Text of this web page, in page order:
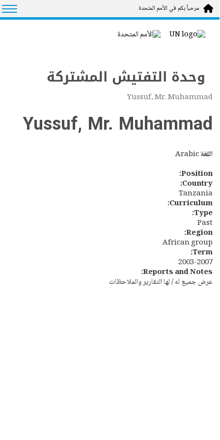
Skip to main content
مرحباً بكم في الأمم المتحدة
وحدة التفتيش المشتركة
Yussuf, Mr. Muhammad
Yussuf, Mr. Muhammad
اللغة
Position:
Country:
Tanzania
Curriculum:
Type:
Past
Region:
African group
Term:
2003-2007
Reports and Notes:
عرض جميع له / لها التقارير والملاحظات